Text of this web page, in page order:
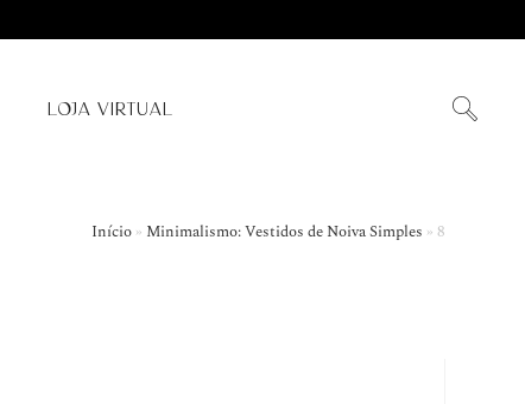
LOJA VIRTUAL
Início» Minimalismo: Vestidos de Noiva Simples » 8